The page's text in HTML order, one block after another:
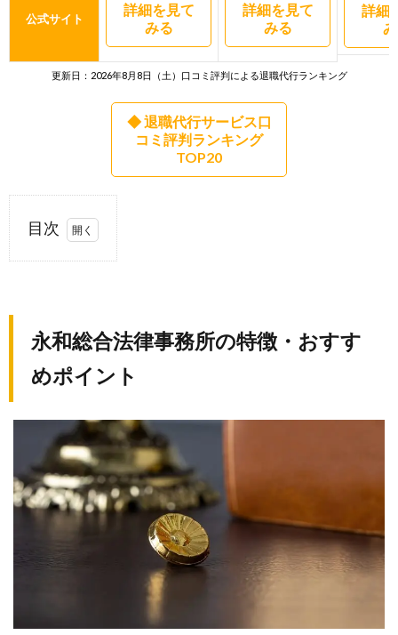
公式サイト
詳細を見て
みる
詳細を見て
みる
詳細
更新日：2026年8月8日（土）口コミ評判による退職代行ランキング
◆ 退職代行サービス口
コミ評判ランキング
TOP20
目次
1.
法律
事務
所の
徴・
おす
すめ
ポイ
ント
1.1.
1．弁
永和総合法律事務所の特徴・おすす
めポイント